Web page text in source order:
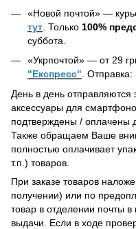
«Новой почтой» —
тут . Только 100%
суббота.
«Укрпочтой» — от 29
"Експресс" .
День в день отправляются
аксессуары для
подтверждены / оплачены
Также обращаем Ваше
полностью оплачивает
т.п.) товаров.
При заказе товаров
получении) или по
товар в отделении почты в
выдачи. Если в ходе